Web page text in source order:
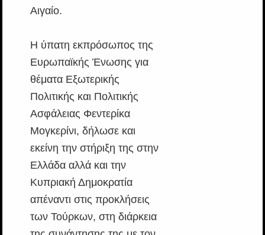
Αιγαίο.
Η ύπατη εκπρόσωπος της
Ευρωπαϊκής Ένωσης για
θέματα Εξωτερικής
Πολιτικής και Πολιτικής
Ασφάλειας Φεντερίκα
Μογκερίνι, δήλωσε και
εκείνη την στήριξη της στην
Ελλάδα αλλά και την
Κυπριακή Δημοκρατία
απέναντι στις προκλήσεις
των Τούρκων, στη διάρκεια